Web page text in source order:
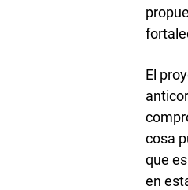
El
cosa
que
en